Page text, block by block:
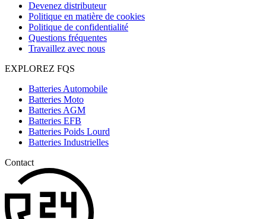
Devenez distributeur
Politique en matière de cookies
Politique de confidentialité
Questions fréquentes
Travaillez avec nous
EXPLOREZ FQS
Batteries Automobile
Batteries Moto
Batteries AGM
Batteries EFB
Batteries Poids Lourd
Batteries Industrielles
Contact